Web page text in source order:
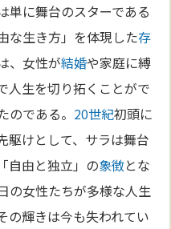
単に舞台のスターである
な生き方」を体現した存
、女性が結婚や家庭に縛
人生を切り拓くことがで
である。 20世紀初頭に
駆けとして、サラは舞台
自由と独立」の象徴とな
の女性たちが多様な人生
の輝きは今も失われてい